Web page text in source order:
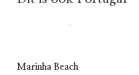
Marinha Beach